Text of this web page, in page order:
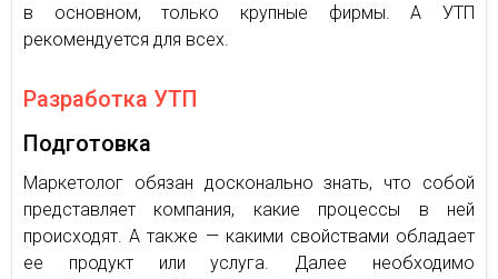
в основном, только крупные фирмы. А УТП
рекомендуется для всех.
Разработка УТП
Подготовка
Маркетолог обязан досконально знать, что собой
представляет компания, какие процессы в ней
происходят. А также — какими свойствами обладает
ее продукт или услуга. Далее необходимо